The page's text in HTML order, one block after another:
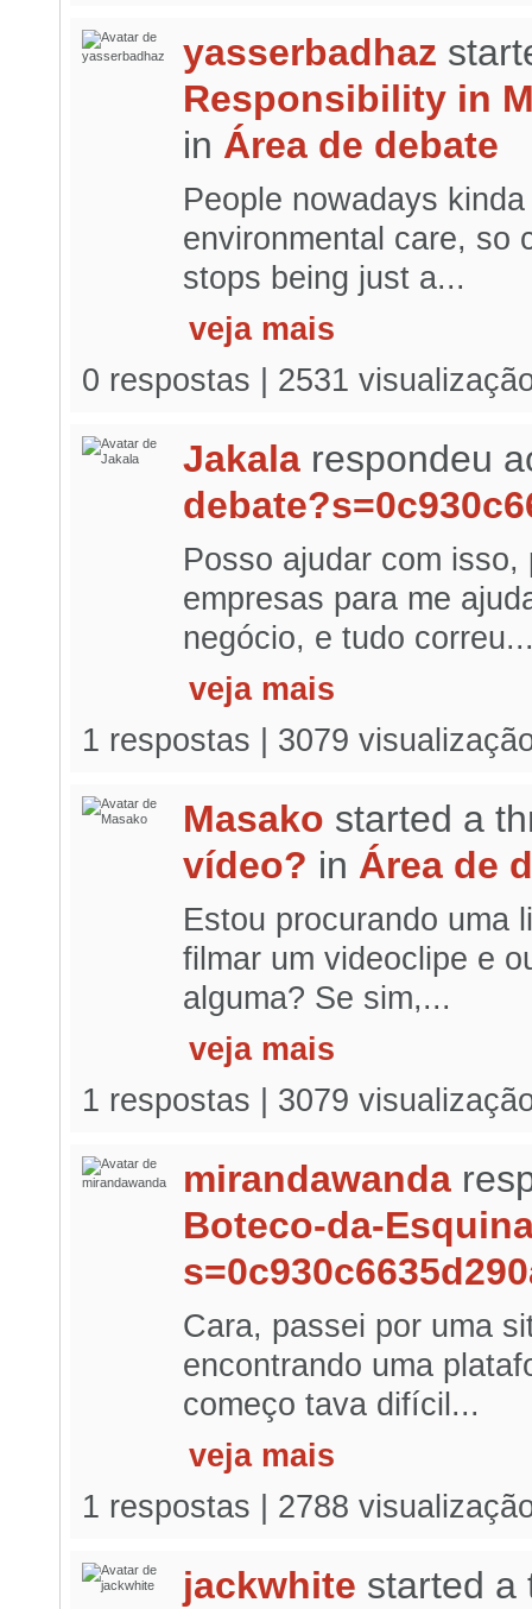
yasserbadhaz
Responsibility in
in Área de debate
People nowadays
environmental care, so
stops being just a...
veja mais
0 respostas | 2531
Jakala respondeu
Posso ajudar com
empresas para me
negócio, e tudo
veja mais
1 respostas | 3079
Masako started a
vídeo? in Área de
Estou procurando uma
filmar um videoclipe e
alguma? Se sim,...
veja mais
1 respostas | 3079
mirandawanda
Boteco-da-
Cara, passei por uma
encontrando uma
começo tava difícil...
veja mais
1 respostas | 2788
jackwhite started